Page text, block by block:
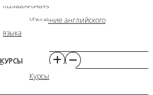
университета
Изучение английского
языка
Курсы